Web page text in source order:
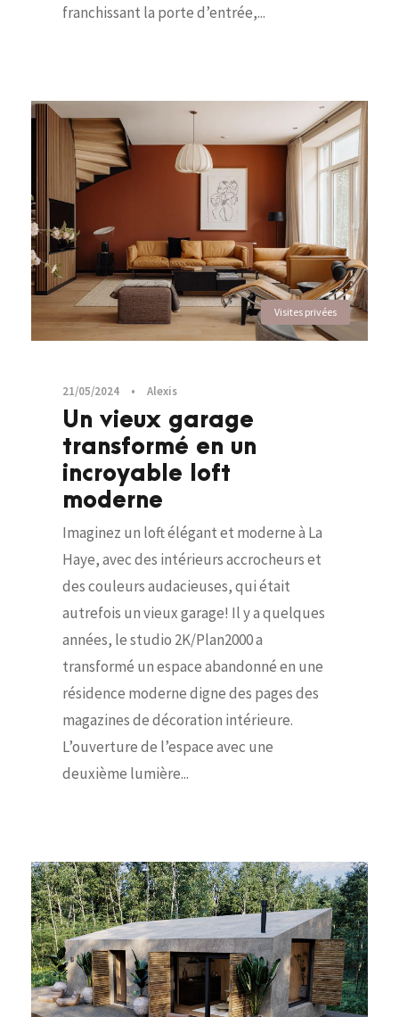
franchissant la porte d’entrée,...
Visites privées
21/05/2024 • Alexis
Un vieux garage
transformé en un
incroyable loft
moderne
Imaginez un loft élégant et moderne à La
Haye, avec des intérieurs accrocheurs et
des couleurs audacieuses, qui était
autrefois un vieux garage! Il y a quelques
années, le studio 2K/Plan2000 a
transformé un espace abandonné en une
résidence moderne digne des pages des
magazines de décoration intérieure.
L’ouverture de l’espace avec une
deuxième lumière...